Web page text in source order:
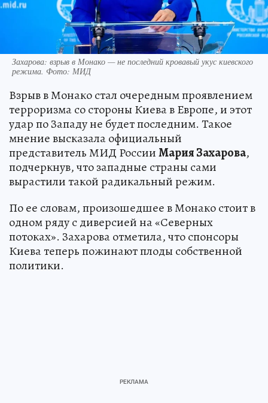
Захарова: взрыв в Монако — не последний кровавый укус киевского
режима. Фото: МИД
Взрыв в Монако стал очередным проявлением
терроризма со стороны Киева в Европе, и этот
удар по Западу не будет последним. Такое
мнение высказала официальный
представитель МИД РоссииМария Захарова,
подчеркнув, что западные страны сами
вырастили такой радикальный режим.
По ее словам, произошедшее в Монако стоит в
одном ряду с диверсией на «Северных
потоках». Захарова отметила, что спонсоры
Киева теперь пожинают плоды собственной
политики.